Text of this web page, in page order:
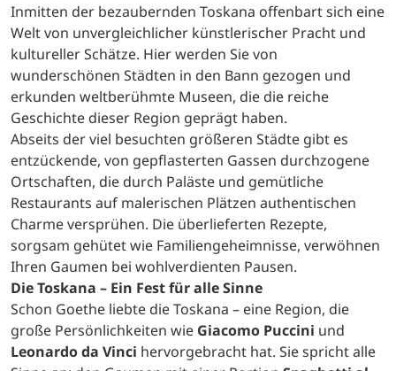
Inmitten der bezaubernden Toskana offenbart sich eine
Welt von unvergleichlicher künstlerischer Pracht und
kultureller Schätze. Hier werden Sie von
wunderschönen Städten in den Bann gezogen und
erkunden weltberühmte Museen, die die reiche
Geschichte dieser Region geprägt haben.
Abseits der viel besuchten größeren Städte gibt es
entzückende, von gepflasterten Gassen durchzogene
Ortschaften, die durch Paläste und gemütliche
Restaurants auf malerischen Plätzen authentischen
Charme versprühen. Die überlieferten Rezepte,
sorgsam gehütet wie Familiengeheimnisse, verwöhnen
Ihren Gaumen bei wohlverdienten Pausen.
Die Toskana – Ein Fest für alle Sinne
Schon Goethe liebte die Toskana – eine Region, die
große Persönlichkeiten wie Giacomo Puccini und
Leonardo da Vinci hervorgebracht hat. Sie spricht alle